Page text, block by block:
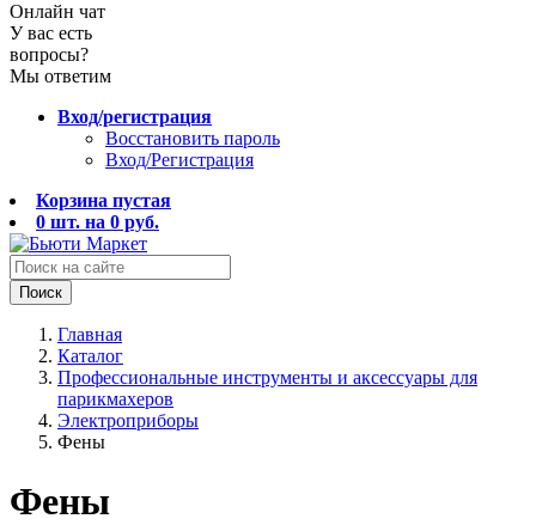
Онлайн чат
У вас есть
вопросы?
Мы ответим
Вход/регистрация
Восстановить пароль
Вход/Регистрация
Корзина пустая
0 шт. на 0 руб.
Поиск
Главная
Каталог
Профессиональные инструменты и аксессуары для
парикмахеров
Электроприборы
Фены
Фены